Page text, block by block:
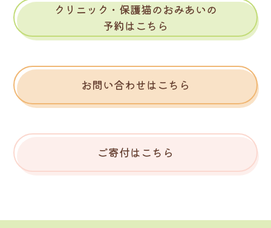
クリニック・保護猫のおみあいの
予約はこちら
お問い合わせはこちら
ご寄付はこちら